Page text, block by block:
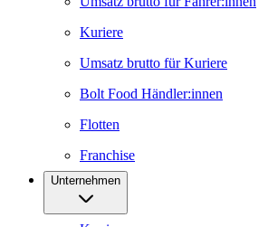
Kuriere
Umsatz brutto für Kuriere
Bolt Food Händler:innen
Flotten
Franchise
Unternehmen